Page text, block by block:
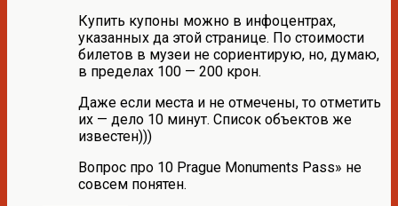
Купить купоны можно в инфоцентрах,
указанных да этой странице. По стоимости
билетов в музеи не сориентирую, но, думаю,
в пределах 100 — 200 крон.
Даже если места и не отмечены, то отметить
их — дело 10 минут. Список объектов же
известен)))
Вопрос про 10 Prague Monuments Pass» не
совсем понятен.